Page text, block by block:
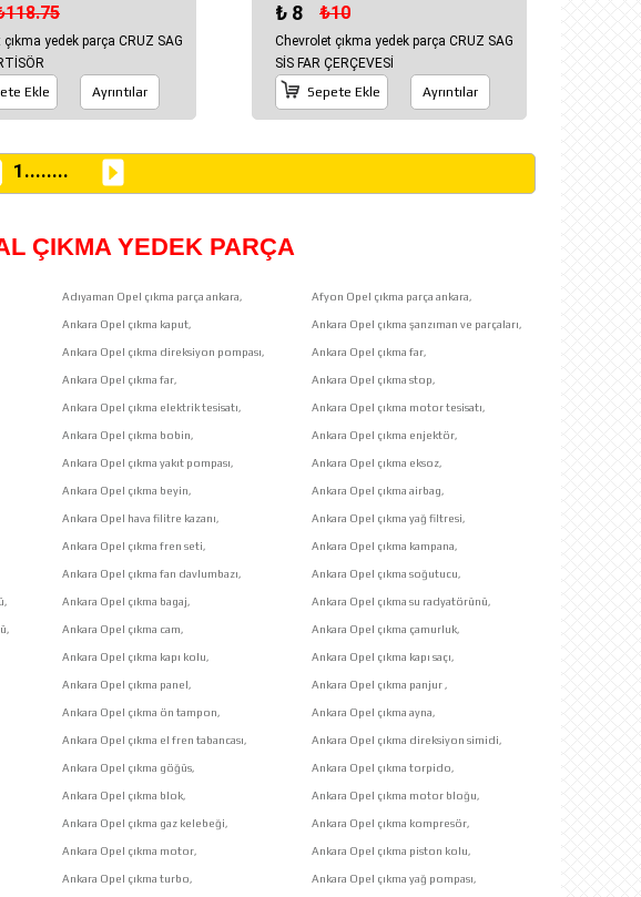
yedek parça CRUZ SAG
Ekle
Ayrıntılar
₺ 8 ₺10
Chevrolet çıkma yedek parça CRUZ SAG
SİS FAR ÇERÇEVESİ
Sepete Ekle
Ayrıntılar
1 ........
ÇIKMA YEDEK PARÇA
Adıyaman Opel çıkma parça ankara, Afyon Opel çıkma parça ankara,
Ankara Opel çıkma kaput, Ankara Opel çıkma şanzıman ve parçaları,
Ankara Opel çıkma direksiyon pompası, Ankara Opel çıkma far,
Ankara Opel çıkma far, Ankara Opel çıkma stop,
Ankara Opel çıkma elektrik tesisatı, Ankara Opel çıkma motor tesisatı,
Ankara Opel çıkma bobin, Ankara Opel çıkma enjektör,
Ankara Opel çıkma yakıt pompası, Ankara Opel çıkma eksoz,
Ankara Opel çıkma beyin, Ankara Opel çıkma airbag,
Ankara Opel hava filitre kazanı, Ankara Opel çıkma yağ filtresi,
Ankara Opel çıkma fren seti, Ankara Opel çıkma kampana,
Ankara Opel çıkma fan davlumbazı, Ankara Opel çıkma soğutucu,
Ankara Opel çıkma bagaj, Ankara Opel çıkma su radyatörünü,
Ankara Opel çıkma cam, Ankara Opel çıkma çamurluk,
Ankara Opel çıkma kapı kolu, Ankara Opel çıkma kapı saçı,
Ankara Opel çıkma panel, Ankara Opel çıkma panjur ,
Ankara Opel çıkma ön tampon, Ankara Opel çıkma ayna,
Ankara Opel çıkma el fren tabancası, Ankara Opel çıkma direksiyon simidi,
Ankara Opel çıkma göğüs, Ankara Opel çıkma torpido,
Ankara Opel çıkma blok, Ankara Opel çıkma motor bloğu,
Ankara Opel çıkma gaz kelebeği, Ankara Opel çıkma kompresör,
Ankara Opel çıkma motor, Ankara Opel çıkma piston kolu,
Ankara Opel çıkma turbo, Ankara Opel çıkma yağ pompası,